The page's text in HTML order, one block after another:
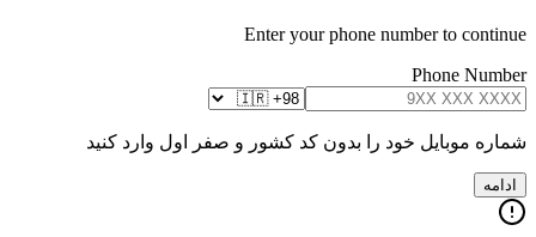
Enter your phone number to continue
Phone Number
شماره موبایل خود را بدون کد کشور و صفر اول وارد کنید
ادامه